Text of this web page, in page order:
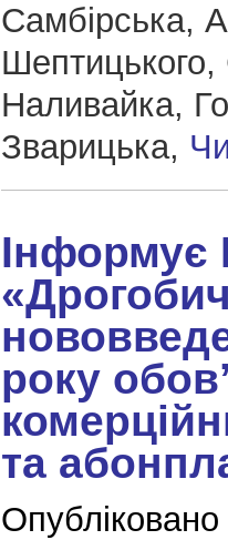
Самбірська,
Наливайка,
Зварицька,
Інформує
року
та